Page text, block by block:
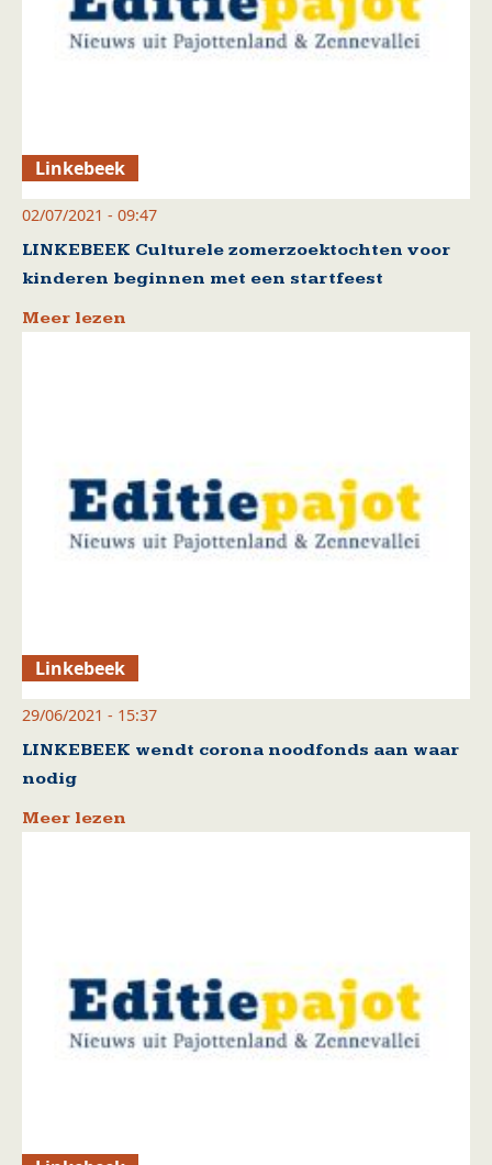
Linkebeek
02/07/2021 - 09:47
LINKEBEEK Culturele zomerzoektochten voor
kinderen beginnen met een startfeest
Meer lezen
Linkebeek
29/06/2021 - 15:37
LINKEBEEK wendt corona noodfonds aan waar
nodig
Meer lezen